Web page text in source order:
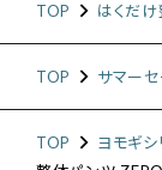
TOP はくだ
TOP サマーセ
TOP ヨモギシ